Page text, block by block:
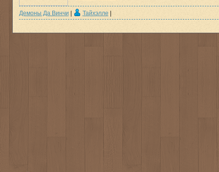
Демоны Да Винчи | Тайхэлле |